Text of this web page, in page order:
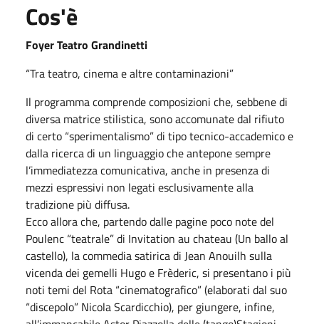
Cos'è
Foyer Teatro Grandinetti
“Tra teatro, cinema e altre contaminazioni”
Il programma comprende composizioni che, sebbene di
diversa matrice stilistica, sono accomunate dal rifiuto
di certo “sperimentalismo” di tipo tecnico-accademico e
dalla ricerca di un linguaggio che antepone sempre
l’immediatezza comunicativa, anche in presenza di
mezzi espressivi non legati esclusivamente alla
tradizione più diffusa.
Ecco allora che, partendo dalle pagine poco note del
Poulenc “teatrale” di Invitation au chateau (Un ballo al
castello), la commedia satirica di Jean Anouilh sulla
vicenda dei gemelli Hugo e Frèderic, si presentano i più
noti temi del Rota “cinematografico” (elaborati dal suo
“discepolo” Nicola Scardicchio), per giungere, infine,